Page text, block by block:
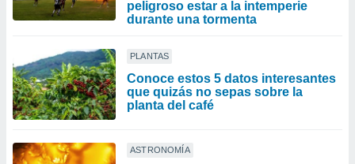
peligroso estar a la intemperie
durante una tormenta
PLANTAS
Conoce estos 5 datos interesantes
que quizás no sepas sobre la
planta del café
ASTRONOMÍA